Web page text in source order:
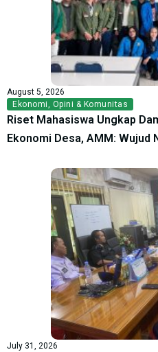
August 5, 2026
Ekonomi, Opini & Komunitas
Riset Mahasiswa Ungkap
Ekonomi Desa, AMM: Wujud
July 31, 2026